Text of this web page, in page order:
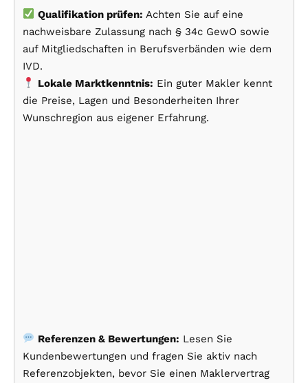
Qualifikation prüfen: Achten Sie auf eine
nachweisbare Zulassung nach § 34c GewO sowie
auf Mitgliedschaften in Berufsverbänden wie dem
IVD.
Lokale Marktkenntnis: Ein guter Makler kennt
die Preise, Lagen und Besonderheiten Ihrer
Wunschregion aus eigener Erfahrung.
Referenzen & Bewertungen: Lesen Sie
Kundenbewertungen und fragen Sie aktiv nach
Referenzobjekten, bevor Sie einen Maklervertrag